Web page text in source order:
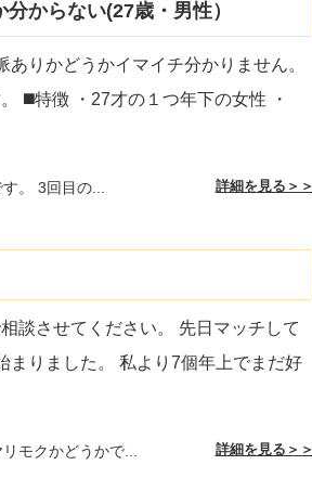
からない(27歳・男性）
りかどうかイマイチ分かりません。
◼️特徴 ・27才の１つ年下の女性 ・
。 3回目の... 詳細を見る＞＞
談させてください。 先日マッチして
まりました。 私より7個年上でまだ好
モクかどうかで... 詳細を見る＞＞